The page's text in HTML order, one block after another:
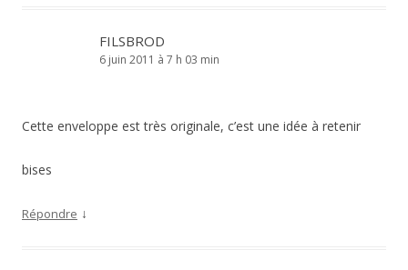
FILSBROD
6 juin 2011 à 7 h 03 min
Cette enveloppe est très originale, c’est une idée à retenir
bises
Répondre ↓